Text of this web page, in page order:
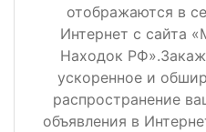
отображаются в
Интернет с сайта
Находок
ускоренное и
распространение
объявления в